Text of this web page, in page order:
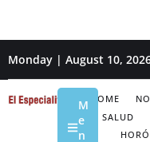
Monday | August 10,
HOME
SALUD
M
e
n